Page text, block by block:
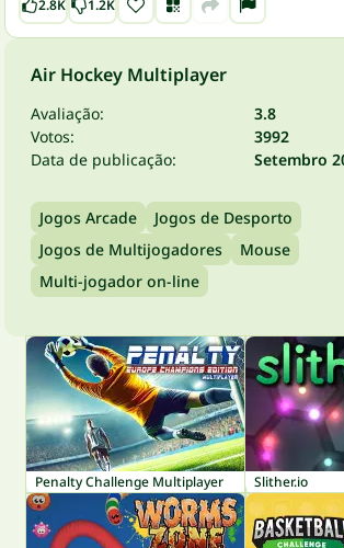
2.8K 1.2K
Air Hockey Multiplayer
Avaliação:
3.8
Votos:
3992
Data de publicação:
Setembro
Jogos Arcade
Jogos de Desporto
Jogos de Multijogadores
Mouse
Multi-jogador on-line
Penalty Challenge Multiplayer Slither.io